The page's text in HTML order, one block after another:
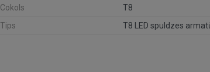
Cokols
T8
Tips
T8 LED spuldzes